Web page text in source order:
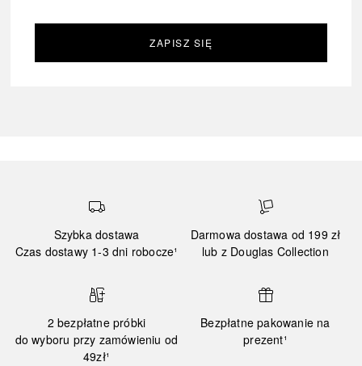
ZAPISZ SIĘ
Szybka dostawa
Czas dostawy 1-3 dni robocze¹
Darmowa dostawa od 199 zł
lub z Douglas Collection
2 bezpłatne próbki
do wyboru przy zamówieniu od
49zł¹
Bezpłatne pakowanie na
prezent¹